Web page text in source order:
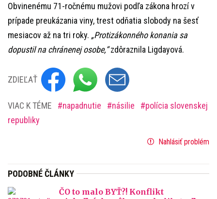
Obvinenému 71-ročnému mužovi podľa zákona hrozí v
prípade preukázania viny, trest odňatia slobody na šesť
mesiacov až na tri roky. „Protizákonného konania sa
dopustil na chránenej osobe,“zdôraznila Ligdayová.
ZDIEĽAŤ
VIAC K TÉME napadnutie násilie
polícia slovenskej
republiky
Nahlásiť problém
PODOBNÉ ČLÁNKY
ČO to malo BYŤ?! Konflikt